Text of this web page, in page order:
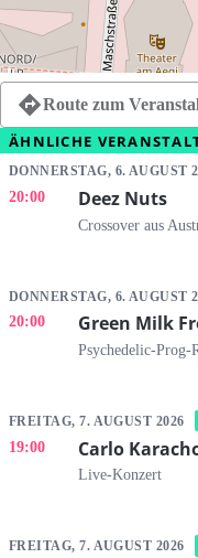
Route zum
ÄHNLICHE
DONNERSTAG, 6. AUGUST
20:00 Deez Nuts
Crossover aus
DONNERSTAG, 6. AUGUST
20:00 Green Milk
Psychedelic-Prog-
FREITAG, 7. AUGUST 2026
19:00 Carlo
Live-Konzert
FREITAG, 7. AUGUST 2026